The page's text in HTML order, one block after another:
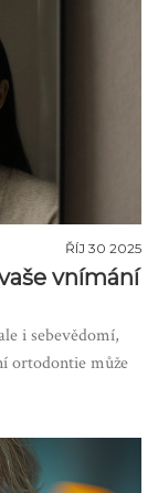
ŘÍJ 30 2025
vnímání
i sebevědomí,
ortodontie může